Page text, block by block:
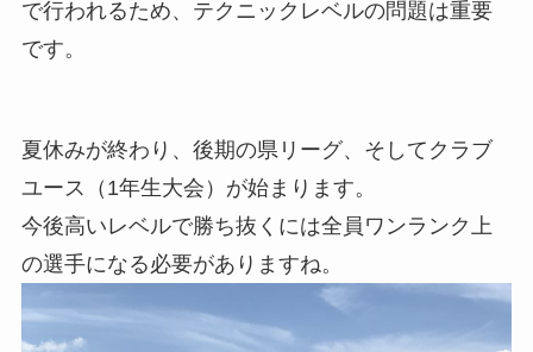
で行われるため、テクニックレベルの問題は重要
です。
夏休みが終わり、後期の県リーグ、そしてクラブ
ユース（1年生大会）が始まります。
今後高いレベルで勝ち抜くには全員ワンランク上
の選手になる必要がありますね。